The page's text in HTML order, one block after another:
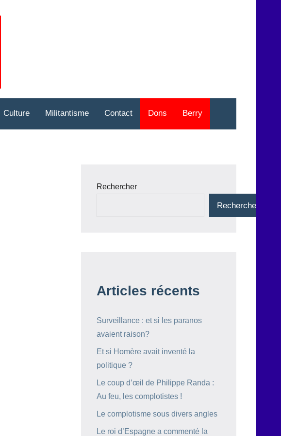
Culture Militantisme Contact Dons Berry
Rechercher
Rechercher
Articles récents
Surveillance : et si les paranos
avaient raison?
Et si Homère avait inventé la
politique ?
Le coup d’œil de Philippe Randa :
Au feu, les complotistes !
Le complotisme sous divers angles
Le roi d’Espagne a commenté la